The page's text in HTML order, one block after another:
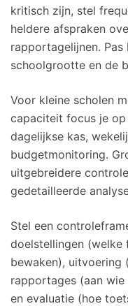
kritisch zijn, stel
heldere afspraken
rapportagelijnen.
schoolgrootte en de
Voor kleine scholen
capaciteit focus je
dagelijkse kas,
budgetmonitoring.
uitgebreidere
gedetailleerde
Stel een
doelstellingen (welke
bewaken), uitvoering
rapportages (aan
en evaluatie (hoe